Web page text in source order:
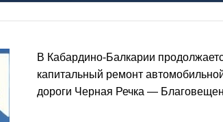
В Кабардино-Балкарии
капитальный ремонт
дороги Черная Речка —